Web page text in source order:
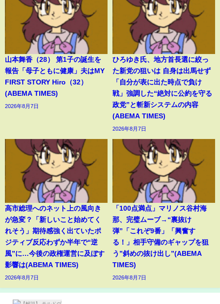
山本舞香（28） 第1子の誕生を
報告「母子ともに健康」夫はMY
FIRST STORY Hiro（32）
(ABEMA TIMES)
2026年8月7日
ひろゆき氏、地方首長選に絞っ
た新党の狙いは 自身は出馬せず
「自分が表に出た時点で負け
戦」強調した“絶対に公約を守る
政党”と斬新システムの内容
(ABEMA TIMES)
2026年8月7日
高市総理へのネット上の風向き
が急変？「新しいこと始めてく
れそう」期待感強く出ていたポ
ジティブ反応わずか半年で“逆
風”に…今後の政権運営に及ぼす
影響は(ABEMA TIMES)
2026年8月7日
「100点満点」マリノス谷村海
那、完璧ムーブ→“裏抜け
弾”「これぞ9番」「興奮す
る！」相手守備のギャップを狙
う”斜めの抜け出し”(ABEMA
TIMES)
2026年8月7日